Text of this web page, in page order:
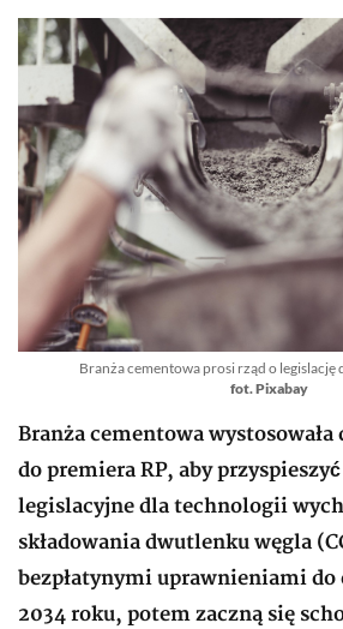
Branża cementowa prosi rząd o legislację
fot. Pixabay
Branża cementowa
do premiera RP, aby
legislacyjne dla technologii
składowania dwutlenku węgla
bezpłatynymi uprawnieniami do
2034 roku, potem zaczną się